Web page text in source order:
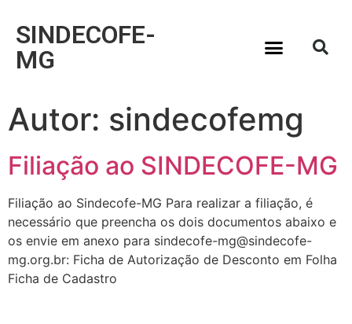
SINDECOFE-
MG
Autor: sindecofemg
Filiação ao SINDECOFE-MG
Filiação ao Sindecofe-MG Para realizar a filiação, é
necessário que preencha os dois documentos abaixo e
os envie em anexo para sindecofe-mg@sindecofe-
mg.org.br: Ficha de Autorização de Desconto em Folha
Ficha de Cadastro